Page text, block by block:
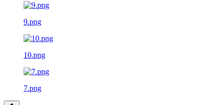
9.png
10.png
7.png